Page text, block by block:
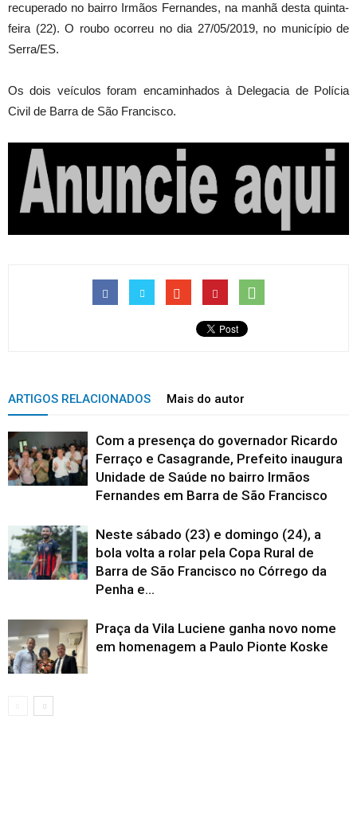
recuperado no bairro Irmãos Fernandes, na manhã desta quinta-
feira (22). O roubo ocorreu no dia 27/05/2019, no município de
Serra/ES.
Os dois veículos foram encaminhados à Delegacia de Polícia
Civil de Barra de São Francisco.
ARTIGOS RELACIONADOS Mais do autor
Com a presença do governador Ricardo
Ferraço e Casagrande, Prefeito inaugura
Unidade de Saúde no bairro Irmãos
Fernandes em Barra de São Francisco
Neste sábado (23) e domingo (24), a
bola volta a rolar pela Copa Rural de
Barra de São Francisco no Córrego da
Penha e...
Praça da Vila Luciene ganha novo nome
em homenagem a Paulo Pionte Koske